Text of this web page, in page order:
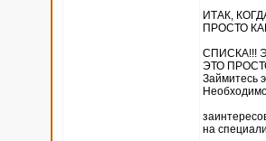
ИТАК,
ПРОСТО
СПИСКА!!!
ЭТО
Займитесь
на